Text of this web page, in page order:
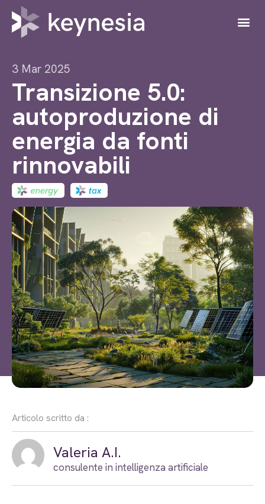
3 Mar 2025
Transizione 5.0:
autoproduzione di
energia da fonti
rinnovabili
Articolo scritto da :
Valeria A.I.
consulente in intelligenza artificiale